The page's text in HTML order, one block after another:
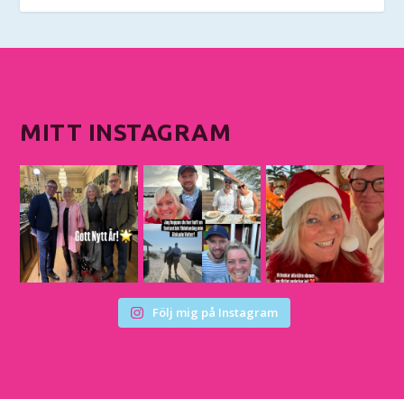
MITT INSTAGRAM
Följ mig på Instagram